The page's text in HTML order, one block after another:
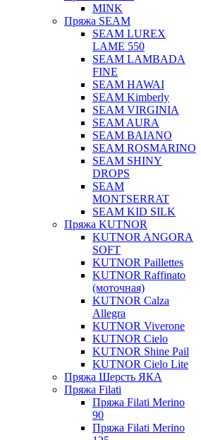
MINK
Пряжа SEAM
SEAM LUREX
LAME 550
SEAM LAMBADA
FINE
SEAM HAWAI
SEAM Kimberly
SEAM VIRGINIA
SEAM AURA
SEAM BAIANO
SEAM ROSMARINO
SEAM SHINY
DROPS
SEAM
MONTSERRAT
SEAM KID SILK
Пряжа KUTNOR
KUTNOR ANGORA
SOFT
KUTNOR Paillettes
KUTNOR Raffinato
(моточная)
KUTNOR Calza
Allegra
KUTNOR Viverone
KUTNOR Cielo
KUTNOR Shine Pail
KUTNOR Cielo Lite
Пряжа Шерсть ЯКА
Пряжа Filati
Пряжа Filati Merino
90
Пряжа Filati Merino